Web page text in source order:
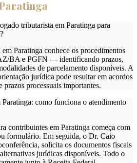
tributarista em Paratinga para
Paratinga conhece os procedimentos
BA e PGFN — identificando prazos,
de parcelamento disponíveis. A
jurídica pode resultar em acordos
prazos processuais importantes.
como funciona o atendimento
contribuintes em Paratinga começa com
formulário. Em seguida, o Dr. Caio
solicita os documentos fiscais
jurídicas disponíveis. Todo o